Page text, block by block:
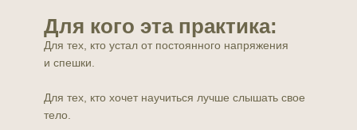
Для кого эта практика:
Для тех, кто устал от постоянного напряжения
и спешки.
Для тех, кто хочет научиться лучше слышать свое
тело.